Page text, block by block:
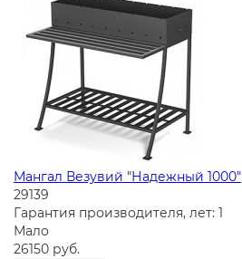
Мангал Везувий "Надежный 1000"
29139
Гарантия производителя, лет: 1
Мало
26150 руб.